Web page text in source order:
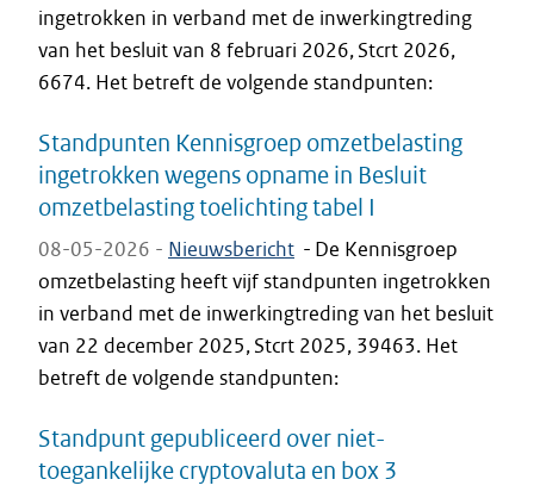
ingetrokken in verband met de inwerkingtreding
van het besluit van 8 februari 2026, Stcrt 2026,
6674. Het betreft de volgende standpunten:
Standpunten Kennisgroep omzetbelasting
ingetrokken wegens opname in Besluit
omzetbelasting toelichting tabel I
08-05-2026 - Nieuwsbericht - De Kennisgroep
omzetbelasting heeft vijf standpunten ingetrokken
in verband met de inwerkingtreding van het besluit
van 22 december 2025, Stcrt 2025, 39463. Het
betreft de volgende standpunten:
Standpunt gepubliceerd over niet-
toegankelijke cryptovaluta en box 3